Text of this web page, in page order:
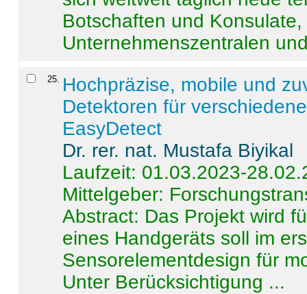
Botschaften und
Unternehmenszentralen
25. Hochpräzise, mobile und
Detektoren für
EasyDetect
Dr. rer. nat. Mustafa Biyikal
Laufzeit: 01.03.2023-
Mittelgeber:
Abstract: Das Projekt wird
eines Handgeräts soll im
Sensorelementdesign für
Unter Berücksichtigung ...